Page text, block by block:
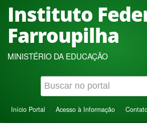
Instituto
Farroupilha
MINISTÉRIO DA EDUCAÇÃO
Início Portal Acesso à Informação